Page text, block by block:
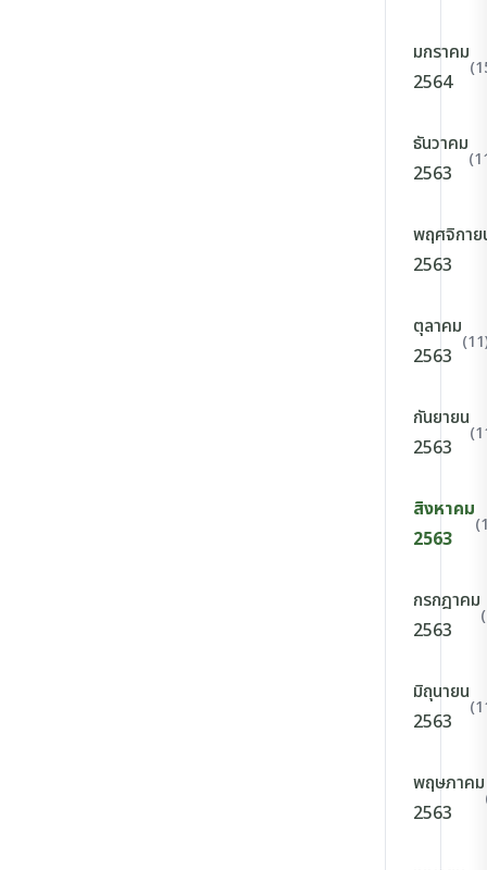
มกราคม
2564
ธันวาคม
2563
พฤศจิกาย
2563
ตุลาคม
2563
กันยายน
2563
สิงหาคม
2563
กรกฎาคม
2563
มิถุนายน
2563
พฤษภาคม
2563